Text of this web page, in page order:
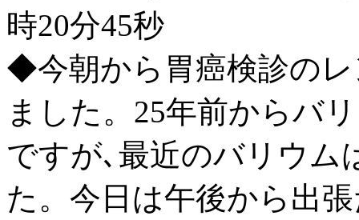
時20分45秒
◆今朝から胃癌検診の
ました。25年前からバ
ですが､最近のバリウム
た。今日は午後から出